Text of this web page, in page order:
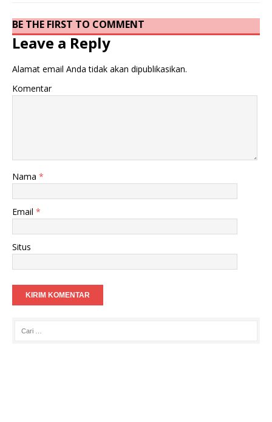
BE THE FIRST TO COMMENT
Leave a Reply
Alamat email Anda tidak akan dipublikasikan.
Komentar
Nama *
Email *
Situs